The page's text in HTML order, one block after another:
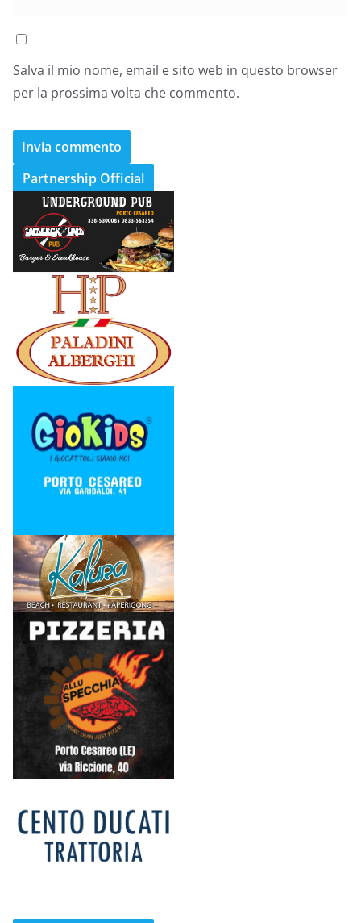
Salva il mio nome, email e sito web in questo browser
per la prossima volta che commento.
Partnership Official